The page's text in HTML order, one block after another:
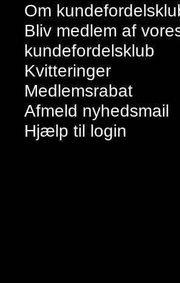
Om
Bliv medlem af
kundefordelsklub
Kvitteringer
Medlemsrabat
Afmeld nyhedsmail
Hjælp til login